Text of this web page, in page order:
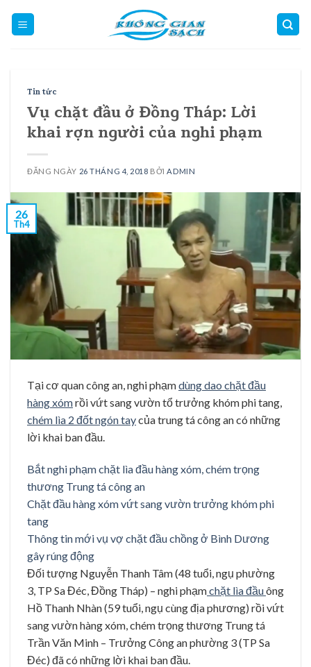
Tin tức
Vụ chặt đầu ở Đồng Tháp: Lời
khai rợn người của nghi phạm
ĐĂNG NGÀY 26 THÁNG 4, 2018 BỞI ADMIN
26
Th4
Tại cơ quan công an, nghi phạmdùng dao chặt đầu
hàng xómrồi vứt sang vườn tổ trưởng khóm phi tang,
chém lìa 2 đốt ngón taycủa trung tá công an có những
lời khai ban đầu.
Bắt nghi phạm chặt lìa đầu hàng xóm, chém trọng
thương Trung tá công an
Chặt đầu hàng xóm vứt sang vườn trưởng khóm phi
tang
Thông tin mới vụ vợ chặt đầu chồng ở Bình Dương
gây rúng động
Đối tượng Nguyễn Thanh Tâm (48 tuổi, ngụ phường
3, TP Sa Đéc, Đồng Tháp) – nghi phạmchặt lìa đầuông
Hồ Thanh Nhàn (59 tuổi, ngụ cùng địa phương) rồi vứt
sang vườn hàng xóm, chém trọng thương Trung tá
Trần Văn Minh – Trưởng Công an phường 3 (TP Sa
Đéc) đã có những lời khai ban đầu.